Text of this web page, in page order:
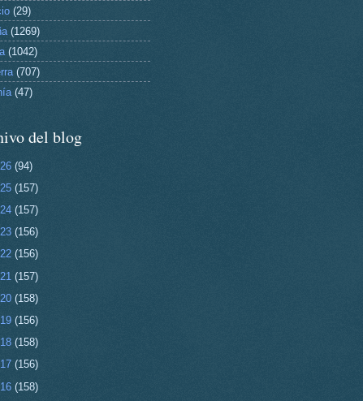
(29)
(1269)
(1042)
(707)
(47)
del blog
(94)
(157)
(157)
(156)
(156)
(157)
(158)
(156)
(158)
(156)
(158)